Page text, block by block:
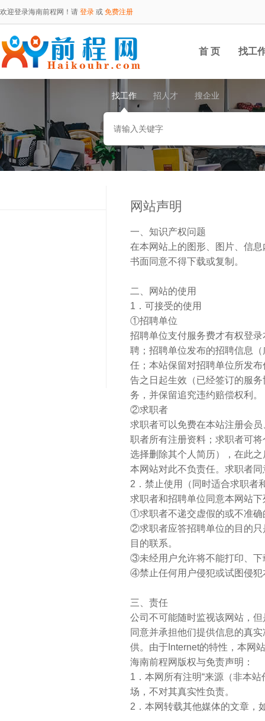
欢迎登录海南前程网！请 登录 或 免费注册
首 页 找工
找工作 招人才 搜企业
网站声明
一、知识产权问题
在本网站上的图形、图片、信
书面同意不得下载或复制。
二、网站的使用
1．可接受的使用
①招聘单位
招聘单位支付服务费才有权登
聘；招聘单位发布的招聘信息
任；本站保留对招聘单位所发
告之日起生效（已经签订的服
务，并保留追究违约赔偿权利。
②求职者
求职者可以免费在本站注册会
职者所有注册资料；求职者可
选择删除其个人简历），在此
本网站对此不负责任。求职者
2．禁止使用（同时适合求职者
求职者和招聘单位同意本网站
①求职者不递交虚假的或不准确
②求职者应答招聘单位的目的只
目的联系。
③未经用户允许将不能打印、下
④禁止任何用户侵犯或试图侵犯
三、责任
公司不可能随时监视该网站，
同意并承担他们提供信息的真
供。由于Internet的特性，本网
海南前程网版权与免责声明：
1．本网所有注明“来源（非本
场，不对其真实性负责。
2．本网转载其他媒体的文章，